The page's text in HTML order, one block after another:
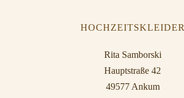
HOCHZEITSKLEIDER
Rita Samborski
Hauptstraße 42
49577 Ankum